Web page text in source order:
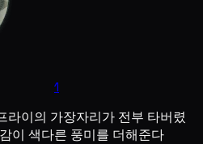
1
라이의 가장자리가 전부 타버렸
이 색다른 풍미를 더해준다